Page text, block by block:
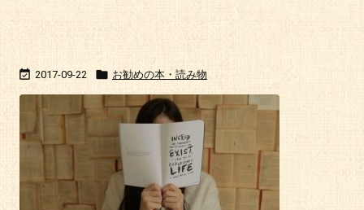
 2017-09-22  お勧めの本・読み物